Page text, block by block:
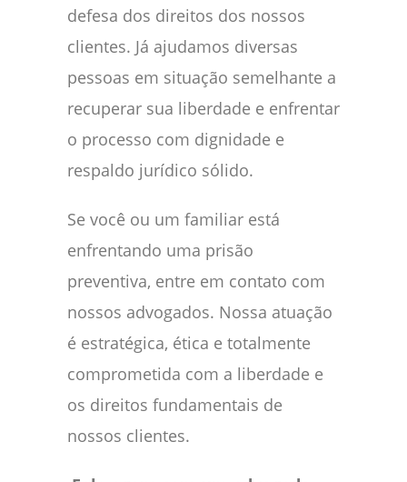
defesa dos direitos dos nossos
clientes. Já ajudamos diversas
pessoas em situação semelhante a
recuperar sua liberdade e enfrentar
o processo com dignidade e
respaldo jurídico sólido.
Se você ou um familiar está
enfrentando uma prisão
preventiva, entre em contato com
nossos advogados. Nossa atuação
é estratégica, ética e totalmente
comprometida com a liberdade e
os direitos fundamentais de
nossos clientes.